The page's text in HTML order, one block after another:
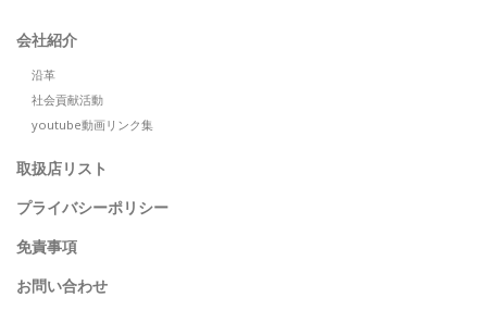
会社紹介
沿革
社会貢献活動
youtube動画リンク集
取扱店リスト
プライバシーポリシー
免責事項
お問い合わせ